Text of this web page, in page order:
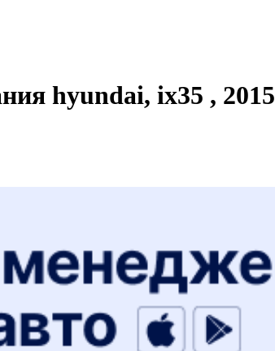
hyundai, ix35 , 2015